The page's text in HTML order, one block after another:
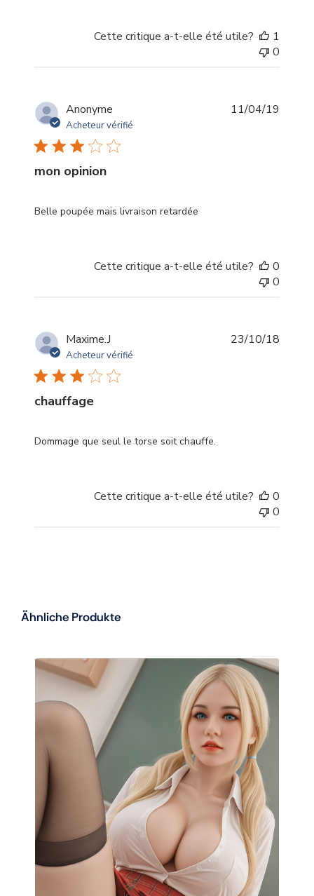
Cette critique a-t-elle été utile?
1
0
Anonyme
Acheteur vérifié
mon opinion
Belle poupée mais livraison retardée
11/04/19
Cette critique a-t-elle été utile?
0
0
Maxime.J
Acheteur vérifié
chauffage
Dommage que seul le torse soit chauffe.
Date
23/10/18
Cette critique a-t-elle été utile?
0
0
Ähnliche Produkte